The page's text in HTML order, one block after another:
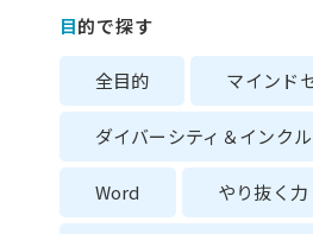
目的で探す
全目的 マインド
ダイバーシティ＆インク
Word やり抜く力